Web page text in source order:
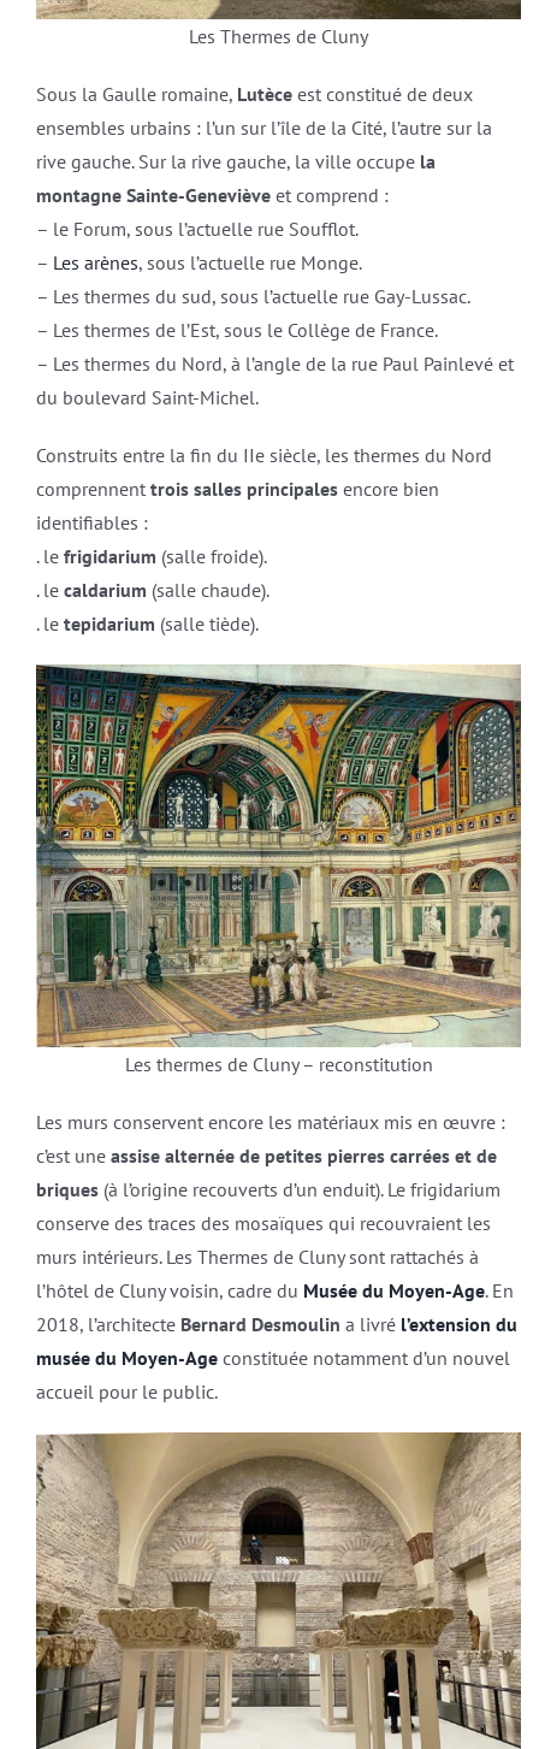
Les Thermes de Cluny
Sous la Gaulle romaine, Lutèceest constitué de deux
ensembles urbains : l’un sur l’île de la Cité, l’autre sur la
rive gauche. Sur la rive gauche, la ville occupe la
montagne Sainte-Geneviève et comprend :
– le Forum, sous l’actuelle rue Soufflot.
– Les arènes, sous l’actuelle rue Monge.
– Les thermes du sud, sous l’actuelle rue Gay-Lussac.
– Les thermes de l’Est, sous le Collège de France.
– Les thermes du Nord, à l’angle de la rue Paul Painlevé et
du boulevard Saint-Michel.
Construits entre la fin du IIe siècle, les thermes du Nord
comprennent trois salles principalesencore bien
identifiables :
. le frigidarium (salle froide).
. le caldarium (salle chaude).
. le tepidarium (salle tiède).
Les thermes de Cluny – reconstitution
Les murs conservent encore les matériaux mis en œuvre :
c’est une assise alternée de petites pierres carrées et de
briques(à l’origine recouverts d’un enduit). Le frigidarium
conserve des traces des mosaïques qui recouvraient les
murs intérieurs. Les Thermes de Cluny sont rattachés à
l’hôtel de Cluny voisin, cadre du Musée du Moyen-Age. En
2018, l’architecte Bernard Desmoulin a livré l’extension du
musée du Moyen-Ageconstituée notamment d’un nouvel
accueil pour le public.